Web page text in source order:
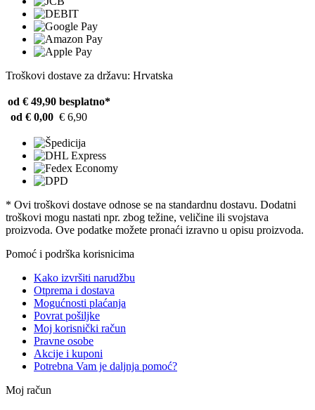
Troškovi dostave za državu: Hrvatska
od € 49,90 besplatno*
od € 0,00 € 6,90
* Ovi troškovi dostave odnose se na standardnu ​​dostavu. Dodatni
troškovi mogu nastati npr. zbog težine, veličine ili svojstava
proizvoda. Ove podatke možete pronaći izravno u opisu proizvoda.
Pomoć i podrška korisnicima
Kako izvršiti narudžbu
Otprema i dostava
Mogućnosti plaćanja
Povrat pošiljke
Moj korisnički račun
Pravne osobe
Akcije i kuponi
Potrebna Vam je daljnja pomoć?
Moj račun